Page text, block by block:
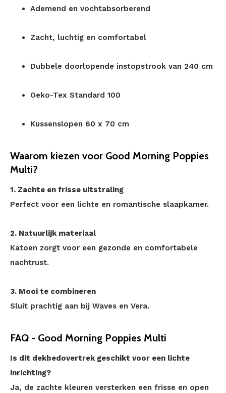
Ademend en vochtabsorberend
Zacht, luchtig en comfortabel
Dubbele doorlopende instopstrook van 240 cm
Oeko-Tex Standard 100
Kussenslopen 60 x 70 cm
Waarom kiezen voor Good Morning Poppies
Multi?
1. Zachte en frisse uitstraling
Perfect voor een lichte en romantische slaapkamer.
2. Natuurlijk materiaal
Katoen zorgt voor een gezonde en comfortabele
nachtrust.
3. Mooi te combineren
Sluit prachtig aan bij Waves en Vera.
FAQ - Good Morning Poppies Multi
Is dit dekbedovertrek geschikt voor een lichte
inrichting?
Ja, de zachte kleuren versterken een frisse en open